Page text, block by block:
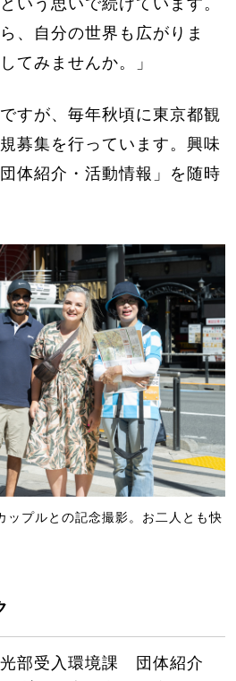
、自分の世界も広がりま
てみませんか。」
すが、毎年秋頃に東京都観
募集を行っています。興味
体紹介・活動情報」を随時
ップルとの記念撮影。お二人とも快
部受入環境課 団体紹介